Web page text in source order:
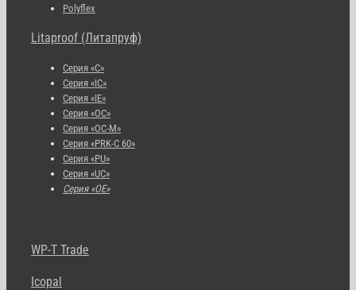
Polyflex
Litaproof (Литапруф)
Серия «С»
Серия «IC»
Серия «IE»
Серия «OC»
Серия «OC-M»
Серия «PRK-C 60»
Серия «PU»
Серия «UC»
Серия «OE»
WP-T Trade
Icopal